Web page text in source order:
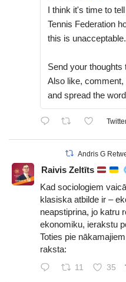
I think it's time to
Tennis Federation
this is unacceptable.
Send your thoughts
Also like,
and spread the
Andris G
Raivis Zeltīts
Kad sociologiem
klasiska atbilde ir –
neapstiprina, jo katru
ekonomiku, ierakstu
Toties pie
raksta:
11 35